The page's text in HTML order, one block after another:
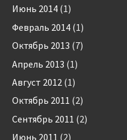
Июнь 2014 (1)
Февраль 2014 (1)
Октябрь 2013 (7)
Апрель 2013 (1)
Август 2012 (1)
Октябрь 2011 (2)
Сентябрь 2011 (2)
Июнь 2011 (2)